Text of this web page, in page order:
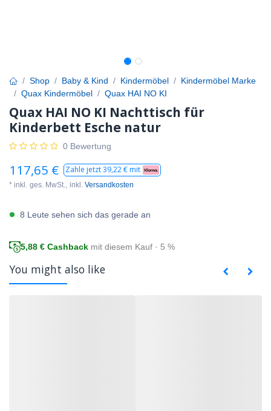
Shop Baby & Kind Kindermöbel
Kindermöbel Marke
Quax Kindermöbel
Quax HAI NO KI
Quax HAI NO KI Nachttisch für
Kinderbett Esche natur
0 Bewertung
117,65 € Zahle jetzt39,22€ mit
* inkl. ges. MwSt., inkl. Versandkosten
8 Leute sehen sich das gerade an
5,88 € Cashback mit diesem Kauf · 5 %
You might also like